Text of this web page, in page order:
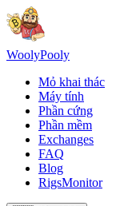
WoolyPooly
Mỏ khai thác
Máy tính
Phần cứng
Phần mềm
Exchanges
FAQ
Blog
RigsMonitor